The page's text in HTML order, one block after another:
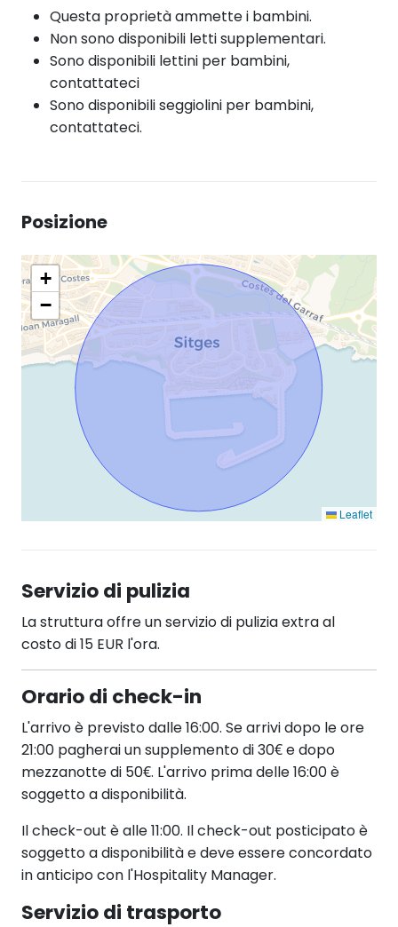
Questa proprietà ammette i bambini.
Non sono disponibili letti supplementari.
Sono disponibili lettini per bambini,
contattateci
Sono disponibili seggiolini per bambini,
contattateci.
Posizione
+
−
Leaflet
Servizio di pulizia
La struttura offre un servizio di pulizia extra al
costo di 15 EUR l'ora.
Orario di check-in
L'arrivo è previsto dalle 16:00. Se arrivi dopo le ore
21:00 pagherai un supplemento di 30€ e dopo
mezzanotte di 50€. L'arrivo prima delle 16:00 è
soggetto a disponibilità.
Il check-out è alle 11:00. Il check-out posticipato è
soggetto a disponibilità e deve essere concordato
in anticipo con l'Hospitality Manager.
Servizio di trasporto